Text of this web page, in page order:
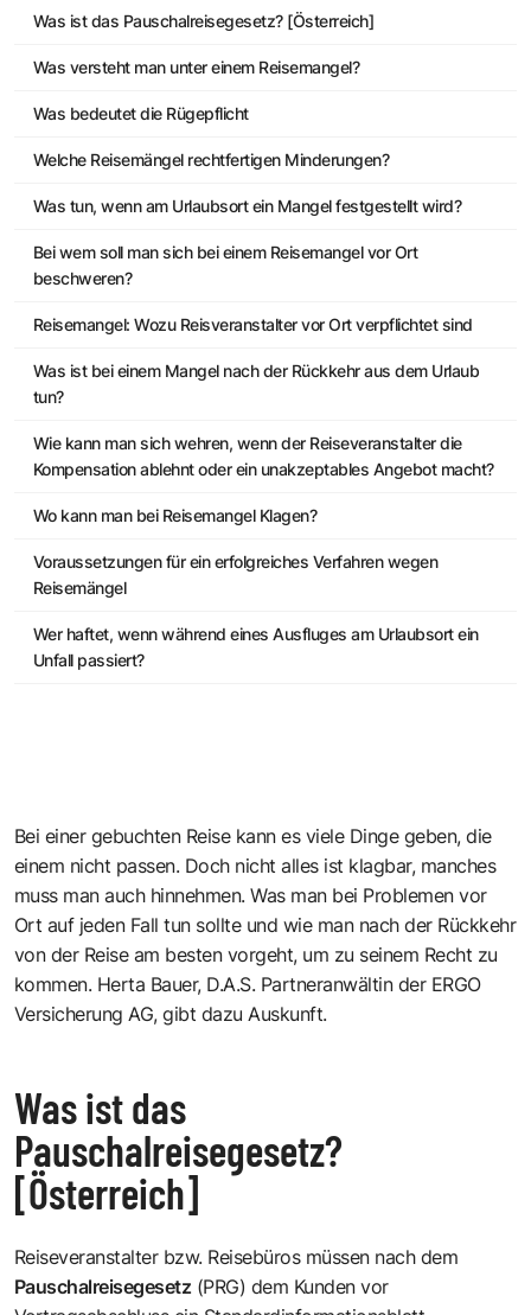
Was ist das Pauschalreisegesetz? [Österreich]
Was versteht man unter einem Reisemangel?
Was bedeutet die Rügepflicht
Welche Reisemängel rechtfertigen Minderungen?
Was tun, wenn am Urlaubsort ein Mangel festgestellt wird?
Bei wem soll man sich bei einem Reisemangel vor Ort
beschweren?
Reisemangel: Wozu Reisveranstalter vor Ort verpflichtet sind
Was ist bei einem Mangel nach der Rückkehr aus dem Urlaub
tun?
Wie kann man sich wehren, wenn der Reiseveranstalter die
Kompensation ablehnt oder ein unakzeptables Angebot macht?
Wo kann man bei Reisemangel Klagen?
Voraussetzungen für ein erfolgreiches Verfahren wegen
Reisemängel
Wer haftet, wenn während eines Ausfluges am Urlaubsort ein
Unfall passiert?
Bei einer gebuchten Reise kann es viele Dinge geben, die
einem nicht passen. Doch nicht alles ist klagbar, manches
muss man auch hinnehmen. Was man bei Problemen vor
Ort auf jeden Fall tun sollte und wie man nach der Rückkehr
von der Reise am besten vorgeht, um zu seinem Recht zu
kommen. Herta Bauer, D.A.S. Partneranwältin der ERGO
Versicherung AG, gibt dazu Auskunft.
Was ist das
Pauschalreisegesetz?
[Österreich]
Reiseveranstalter bzw. Reisebüros müssen nach dem
Pauschalreisegesetz (PRG) dem Kunden vor